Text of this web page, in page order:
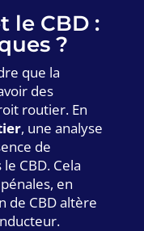
le CBD :
?
que la
des
routier. En
, une analyse
de
CBD. Cela
en
de CBD altère